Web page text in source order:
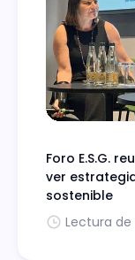
Foro E.S.G.
ver
sostenible
Lectura